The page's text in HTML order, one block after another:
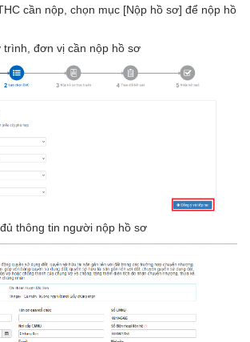
cần nộp, chọn mục [Nộp hồ sơ] để nộp hồ
trình, đơn vị cần nộp hồ sơ
thông tin người nộp hồ sơ